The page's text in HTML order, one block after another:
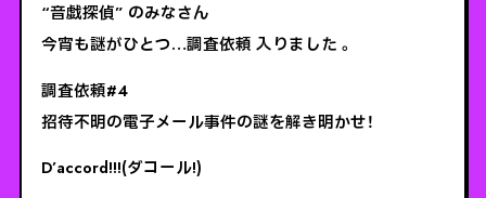
“音戯探偵” のみなさん
今宵も謎がひとつ…調査依頼 入りました 。
調査依頼#4
招待不明の電子メール事件の謎を解き明かせ！
D’accord!!!(ダコール!)